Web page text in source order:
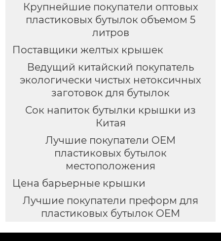
Крупнейшие покупатели оптовых
пластиковых бутылок объемом 5
литров
Поставщики желтых крышек
Ведущий китайский покупатель
экологически чистых нетоксичных
заготовок для бутылок
Сок напиток бутылки крышки из
Китая
Лучшие покупатели OEM
пластиковых бутылок
местоположения
Цена барьерные крышки
Лучшие покупатели преформ для
пластиковых бутылок OEM